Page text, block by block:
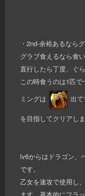
・2nd-余裕あるなら
グラブ食えるなら食
直行したら丁度、ぐ
この時食うのは1匹
ミングは
出
を目指してクリアしま
lv6からはドラゴン、
です。
乙女を速攻で使用し